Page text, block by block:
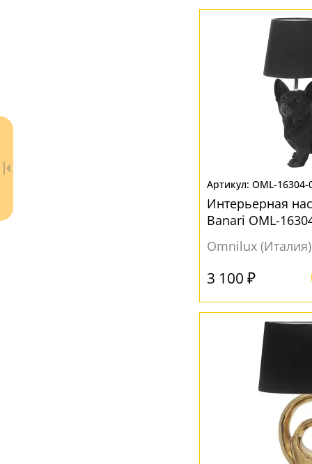
OML-16304-
Интерьерная
Banari OML-
Omnilux (Италия)
3 100 ₽